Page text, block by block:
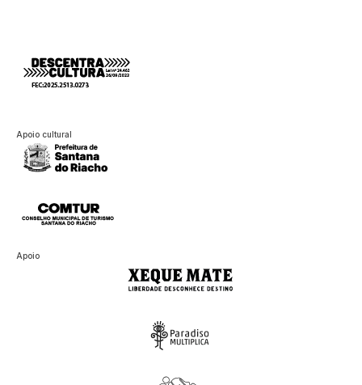
Apoio cultural
Apoio